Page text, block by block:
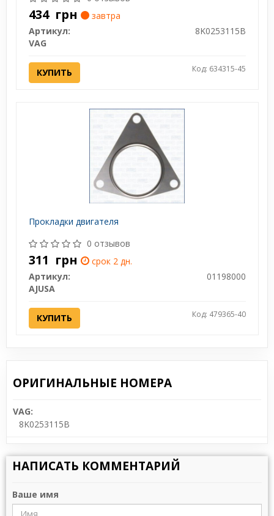
434 грн
завтра
Артикул:
8K0253115B
VAG
КУПИТЬ Код: 634315-45
Прокладки двигателя
0 отзывов
311 грн
срок 2 дн.
Артикул:
01198000
AJUSA
КУПИТЬ Код: 479365-40
ОРИГИНАЛЬНЫЕ НОМЕРА
VAG:
8K0253115B
НАПИСАТЬ КОММЕНТАРИЙ
Ваше имя